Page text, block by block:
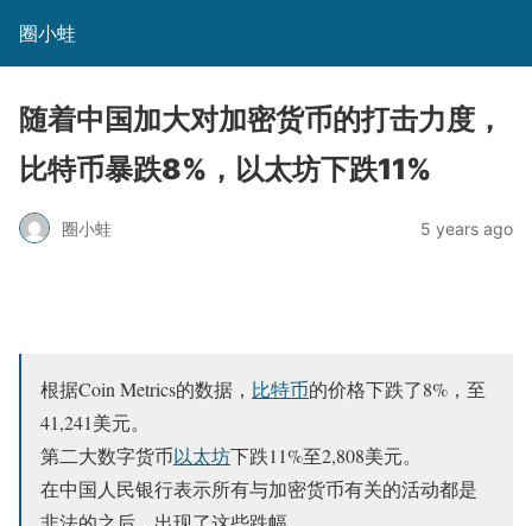
圈小蛙
随着中国加大对加密货币的打击力度，
比特币暴跌8%，以太坊下跌11%
圈小蛙 5 years ago
根据Coin Metrics的数据， 比特币的价格下跌了8%，至
41,241美元。
第二大数字货币以太坊下跌11%至2,808美元。
在中国人民银行表示所有与加密货币有关的活动都是